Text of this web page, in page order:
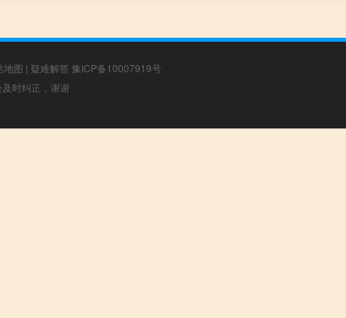
地图 | 疑难解答 豫ICP备10007919号
时纠正，谢谢